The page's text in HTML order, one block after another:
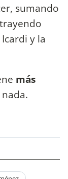
sumando
y la
más